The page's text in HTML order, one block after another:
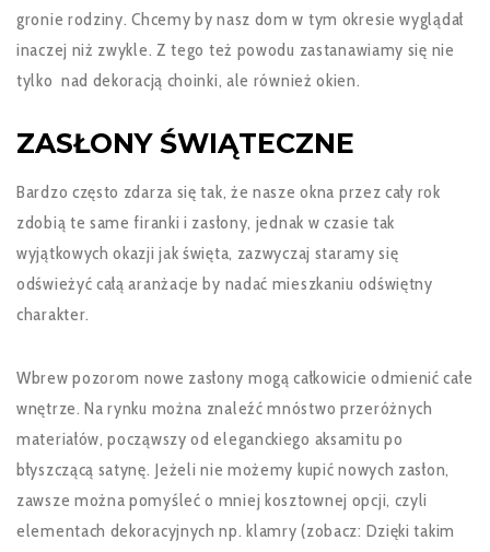
gronie rodziny. Chcemy by nasz dom w tym okresie wyglądał
inaczej niż zwykle. Z tego też powodu zastanawiamy się nie
tylko nad dekoracją choinki, ale również okien.
ZASŁONY ŚWIĄTECZNE
Bardzo często zdarza się tak, że nasze okna przez cały rok
zdobią te same firanki i zasłony, jednak w czasie tak
wyjątkowych okazji jak święta, zazwyczaj staramy się
odświeżyć całą aranżacje by nadać mieszkaniu odświętny
charakter.
Wbrew pozorom nowe zasłony mogą całkowicie odmienić całe
wnętrze. Na rynku można znaleźć mnóstwo przeróżnych
materiałów, począwszy od eleganckiego aksamitu po
błyszczącą satynę. Jeżeli nie możemy kupić nowych zasłon,
zawsze można pomyśleć o mniej kosztownej opcji, czyli
elementach dekoracyjnych np. klamry (zobacz: Dzięki takim